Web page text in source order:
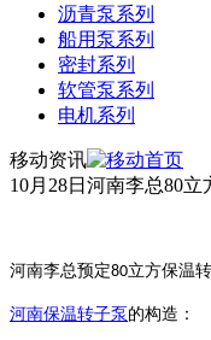
沥青泵系列
船用泵系列
密封系列
软管泵系列
电机系列
移动资讯
10月28日河南李总80
河南李总预定80立方保温
河南保温转子泵 的构造：